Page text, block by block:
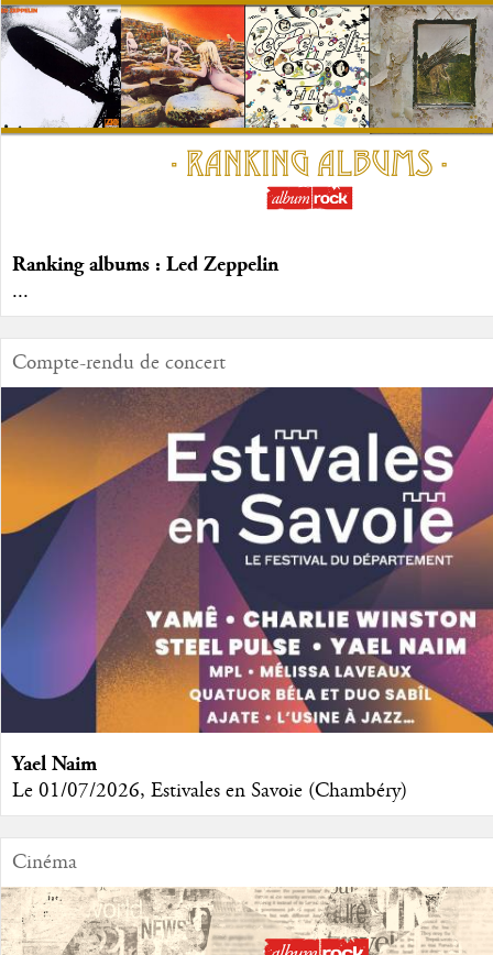
Ranking albums : Led Zeppelin
...
Compte-rendu de concert
Yael Naim
Le 01/07/2026, Estivales en Savoie (Chambéry)
Cinéma